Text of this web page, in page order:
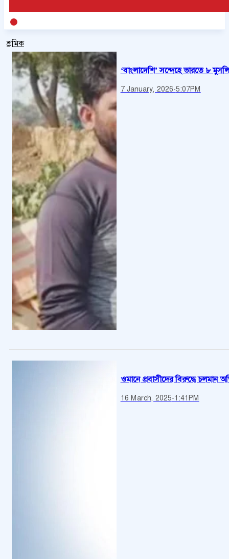
শ্রমিক
‘বাংলাদেশি’ সন্দেহে ভারতে ৮
7 January, 2026-5:07PM
ওমানে প্রবাসীদের বিরুদ্ধে চলমান
16 March, 2025-1:41PM